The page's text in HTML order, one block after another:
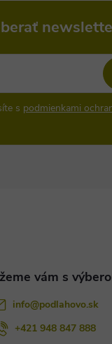
s podmienkami
info@podlahovo.sk
+421 948 847 888